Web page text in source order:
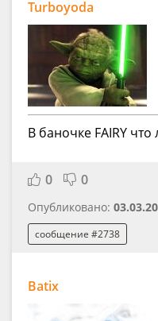
Turboyoda
В баночке FAIRY что
0 0
Опубликовано:
сообщение #2738
Batix